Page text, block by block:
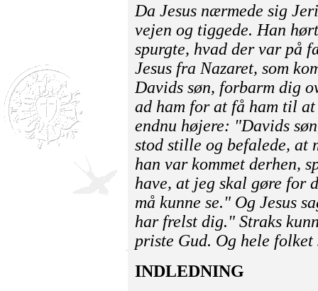
Da Jesus nærmede sig
vejen og tiggede. Han
spurgte, hvad der var på
Jesus fra Nazaret, som
Davids søn, forbarm dig
ad ham for at få ham til
endnu højere: "Davids
stod stille og befalede, at
han var kommet derhen,
have, at jeg skal gøre for
må kunne se." Og Jesus
har frelst dig." Straks
priste Gud. Og hele
INDLEDNING